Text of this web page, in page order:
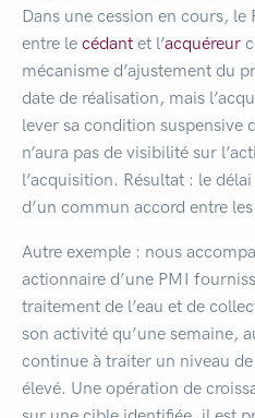
Dans une cession en cours, le
entre le cédant et l’acquéreur
mécanisme d’ajustement du
date de réalisation, mais
lever sa condition suspensive
n’aura pas de visibilité sur
l’acquisition. Résultat : le
d’un commun accord entre
Autre exemple : nous
actionnaire d’une PMI
traitement de l’eau et de
son activité qu’une semaine,
continue à traiter un niveau
élevé. Une opération de